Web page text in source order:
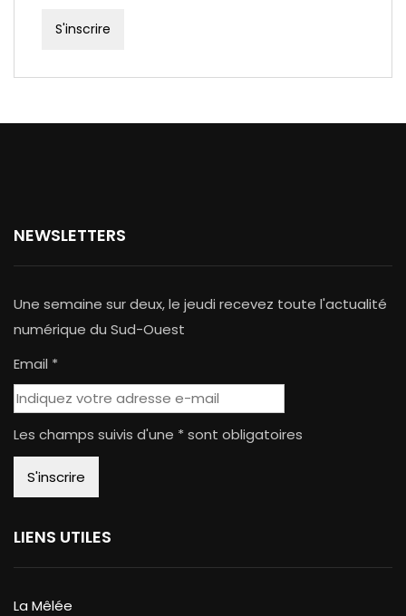
NEWSLETTERS
Une semaine sur deux, le jeudi recevez toute l'actualité
numérique du Sud-Ouest
Email *
Les champs suivis d'une * sont obligatoires
LIENS UTILES
La Mêlée